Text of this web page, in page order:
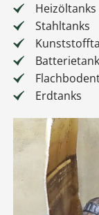
Heizöltanks
Stahltanks
Erdtanks